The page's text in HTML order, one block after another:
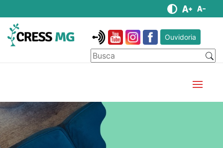
Ouvidoria